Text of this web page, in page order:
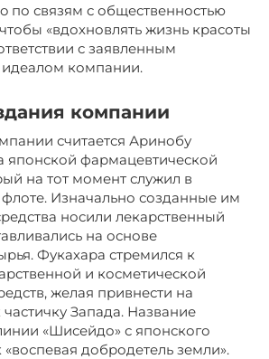
по связям с общественностью
«вдохновлять жизнь красоты
с заявленным
компании.
компании
считается Аринобу
японской фармацевтической
на тот момент служил в
Изначально созданные им
носили лекарственный
на основе
Фукахара стремился к
и косметической
желая привнести на
Запада. Название
«Шисейдо» с японского
добродетель земли».